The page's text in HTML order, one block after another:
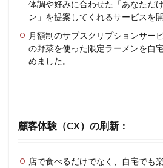
体調や好みに合わせた「あなただ
ン」を提案してくれるサービスを開
月額制のサブスクリプションサー
の野菜を使った限定ラーメンを自
めました。
顧客体験（CX）の刷新 ：
店で食べるだけでなく、自宅でも